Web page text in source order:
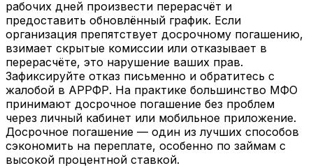
рабочих дней произвести перерасчёт и
предоставить обновлённый график. Если
организация препятствует досрочному погашению,
взимает скрытые комиссии или отказывает в
перерасчёте, это нарушение ваших прав.
Зафиксируйте отказ письменно и обратитесь с
жалобой в АРРФР. На практике большинство МФО
принимают досрочное погашение без проблем
через личный кабинет или мобильное приложение.
Досрочное погашение — один из лучших способов
сэкономить на переплате, особенно по займам с
высокой процентной ставкой.